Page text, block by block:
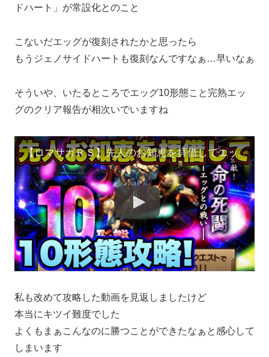
ドハート」が常設化とのこと
こないだエッグが復刻されたかと思ったら
もうジェノサイドハートも復刻なんですなぁ…早いなぁ
そういや、いたるところでエッグ10形態こと完熟エッ
グのクリア報告が相次いでいますね
【ロマサガＲＳ】先人のお知恵を拝借してエッグ10形態攻略！【ロマサガリユニバース】【ロマンシングサガリユニバース】
私も改めて攻略した動画を見返しましたけど
本当にキツイ難度でした
よくもまぁこんなのに勝つことができたなぁと感心して
しまいます